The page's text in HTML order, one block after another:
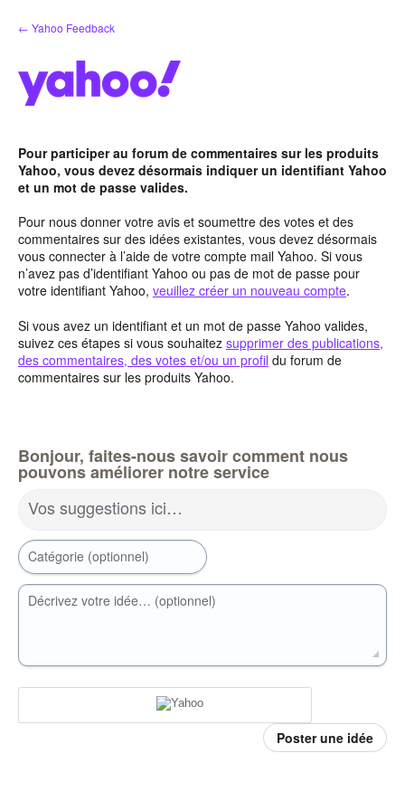
Aller
au
← Yahoo Feedback
Pour participer au forum de commentaires sur les produits
Yahoo, vous devez désormais indiquer un identifiant Yahoo
et un mot de passe valides.
Pour nous donner votre avis et soumettre des votes et des
commentaires sur des idées existantes, vous devez désormais
vous connecter à l’aide de votre compte mail Yahoo. Si vous
n’avez pas d’identifiant Yahoo ou pas de mot de passe pour
votre identifiant Yahoo, veuillez créer un nouveau compte.
Si vous avez un identifiant et un mot de passe Yahoo valides,
suivez ces étapes si vous souhaitez supprimer des publications,
des commentaires, des votes et/ou un profil du forum de
commentaires sur les produits Yahoo.
Bonjour, faites-nous savoir comment nous
pouvons améliorer notre service
Vos suggestions ici…
Catégorie (optionnel)
Décrivez votre idée… (optionnel)
Poster une idée